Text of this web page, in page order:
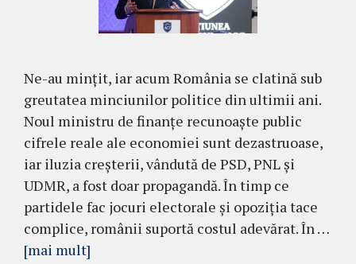
Ne-au mințit, iar acum România se clatină sub
greutatea minciunilor politice din ultimii ani.
Noul ministru de finanțe recunoaște public
cifrele reale ale economiei sunt dezastruoase,
iar iluzia creșterii, vândută de PSD, PNL și
UDMR, a fost doar propagandă. În timp ce
partidele fac jocuri electorale și opoziția tace
complice, românii suportă costul adevărat. În …
[mai mult]